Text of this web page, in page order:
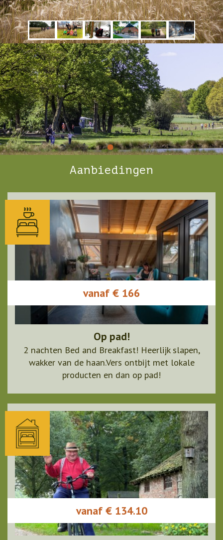
Vorige
Aanbiedingen
vanaf € 166
Op pad!
2 nachten Bed and Breakfast! Heerlijk slapen,
wakker van de haan.Vers ontbijt met lokale
producten en dan op pad!
vanaf € 134.10